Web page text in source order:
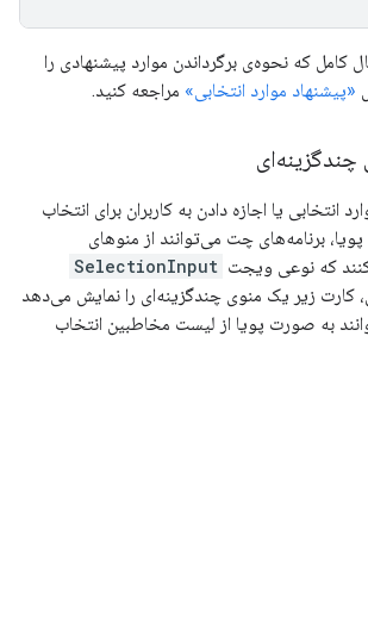
کامل که نحوه‌ی برگرداندن موارد پیشنهادی را
«پیشنهاد موارد انتخابی» مراجعه کنید.
انتخابی یا اجازه دادن به کاربران برای انتخاب
پویا، برنامه‌های چت می‌توانند از منوهای
کنند که نوعی ویجت SelectionInput
کارت زیر یک منوی چندگزینه‌ای را نمایش می‌دهد
به صورت پویا از لیست مخاطبین انتخاب